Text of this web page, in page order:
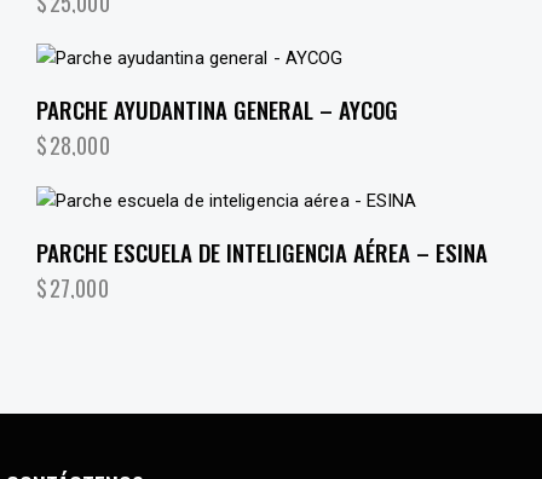
PARCHE AYUDANTINA GENERAL – AYCOG
$28,000
PARCHE ESCUELA DE INTELIGENCIA AÉREA – ESINA
$27,000